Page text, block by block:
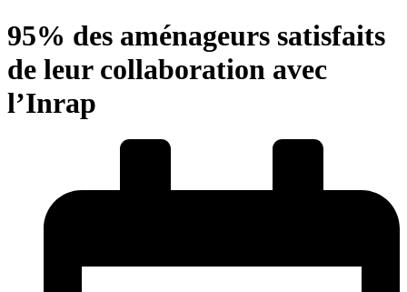
95% des aménageurs satisfaits
de leur collaboration avec
l’Inrap